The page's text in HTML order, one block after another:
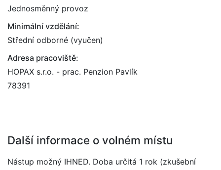
Jednosměnný provoz
Minimální vzdělání:
Střední odborné (vyučen)
Adresa pracoviště:
HOPAX s.r.o. - prac. Penzion Pavlík
78391
Další informace o volném místu
Nástup možný IHNED. Doba určitá 1 rok (zkušební